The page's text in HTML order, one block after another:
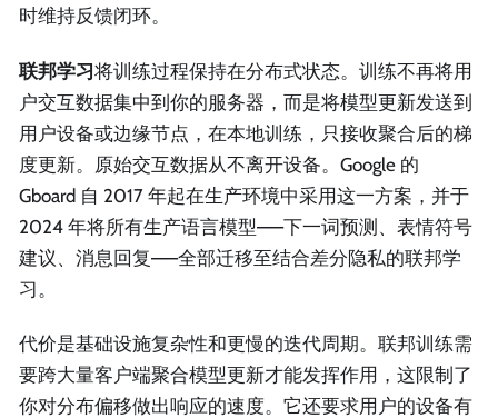
时维持反馈闭环。
联邦学习将训练过程保持在分布式状态。训练不再将用
户交互数据集中到你的服务器，而是将模型更新发送到
用户设备或边缘节点，在本地训练，只接收聚合后的梯
度更新。原始交互数据从不离开设备。Google 的
Gboard 自 2017 年起在生产环境中采用这一方案，并于
2024 年将所有生产语言模型——下一词预测、表情符号
建议、消息回复——全部迁移至结合差分隐私的联邦学
习。
代价是基础设施复杂性和更慢的迭代周期。联邦训练需
要跨大量客户端聚合模型更新才能发挥作用，这限制了
你对分布偏移做出响应的速度。它还要求用户的设备有